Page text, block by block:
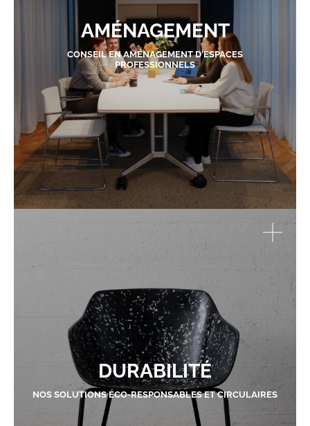
AMÉNAGEMENT
CONSEIL EN AMÉNAGEMENT D'ESPACES
PROFESSIONNELS
DURABILITÉ
NOS SOLUTIONS ÉCO-RESPONSABLES ET CIRCULAIRES